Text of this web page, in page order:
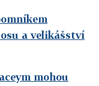
a velikášství
mohou